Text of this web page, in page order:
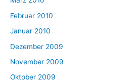
Februar 2010
Januar 2010
Dezember 2009
November 2009
Oktober 2009